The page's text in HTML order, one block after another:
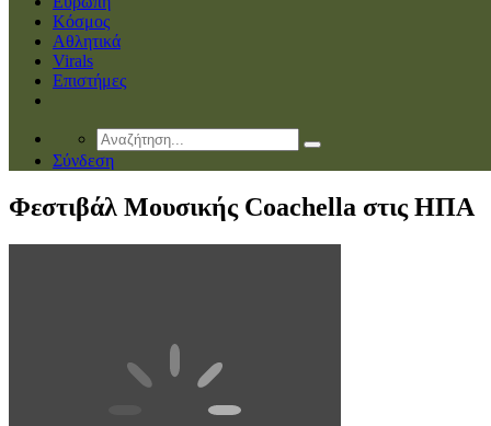
Κόσμος
Αθλητικά
Virals
Επιστήμες
Σύνδεση
Φεστιβάλ Μουσικής Coachella στις ΗΠΑ